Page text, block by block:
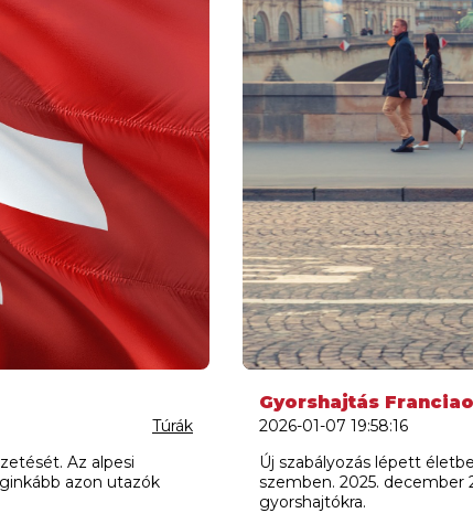
Túrák
Az alpesi
azon utazók
Gyorshajtás
2026-01-07 19:58:16
Új szabályozás lépett
szemben. 2025. december
gyorshajtókra.